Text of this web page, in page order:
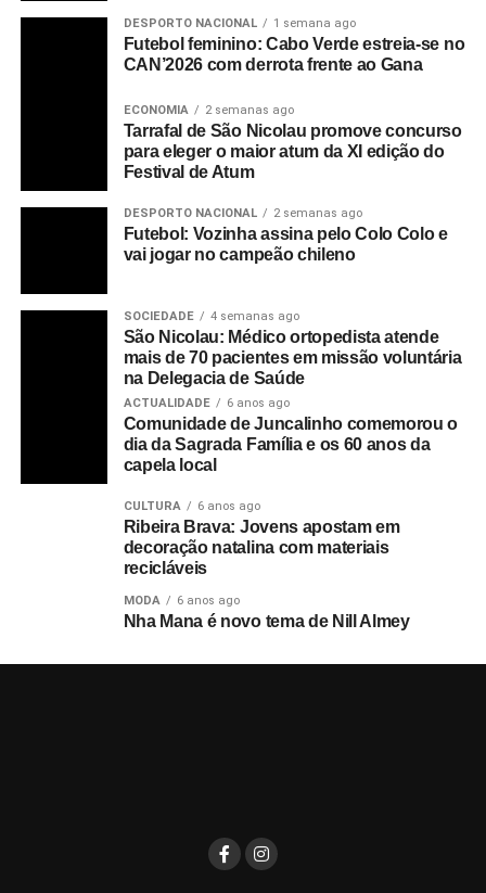
DESPORTO NACIONAL 1 semana ago
Futebol feminino: Cabo Verde estreia-se no
CAN’2026 com derrota frente ao Gana
ECONOMIA 2 semanas ago
Tarrafal de São Nicolau promove concurso
para eleger o maior atum da XI edição do
Festival de Atum
DESPORTO NACIONAL 2 semanas ago
Futebol: Vozinha assina pelo Colo Colo e
vai jogar no campeão chileno
SOCIEDADE 4 semanas ago
São Nicolau: Médico ortopedista atende
mais de 70 pacientes em missão voluntária
na Delegacia de Saúde
ACTUALIDADE 6 anos ago
Comunidade de Juncalinho comemorou o
dia da Sagrada Família e os 60 anos da
capela local
CULTURA 6 anos ago
Ribeira Brava: Jovens apostam em
decoração natalina com materiais
recicláveis
MODA 6 anos ago
Nha Mana é novo tema de Nill Almey